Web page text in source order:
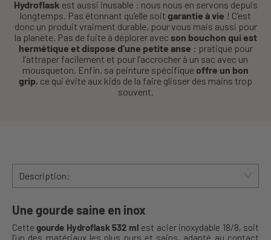
Hydroflask est aussi inusable : nous nous en servons depuis
longtemps. Pas étonnant qu’elle soit garantie à vie ! C’est
donc un produit vraiment durable, pour vous mais aussi pour
la planète. Pas de fuite à déplorer avec son bouchon qui est
hermétique et dispose d’une petite anse : pratique pour
l’attraper facilement et pour l’accrocher à un sac avec un
mousqueton. Enfin, sa peinture spécifiqueoffre un bon
grip, ce qui évite aux kids de la faire glisser des mains trop
souvent.
Description:
Une gourde saine en inox
Cettegourde Hydroflask 532 ml est acier inoxydable 18/8, soit
l’un des matériaux les plus purs et sains, adapté au contact